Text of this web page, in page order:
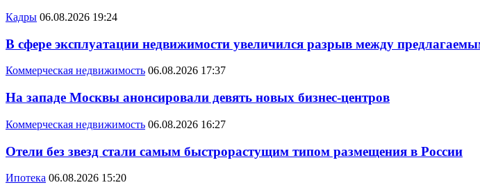
Кадры 06.08.2026 19:24
В сфере эксплуатации недвижимости увеличился разрыв между
Коммерческая недвижимость 06.08.2026 17:37
На западе Москвы анонсировали девять новых бизнес-центров
Коммерческая недвижимость 06.08.2026 16:27
Отели без звезд стали самым быстрорастущим типом размещения в России
Ипотека 06.08.2026 15:20